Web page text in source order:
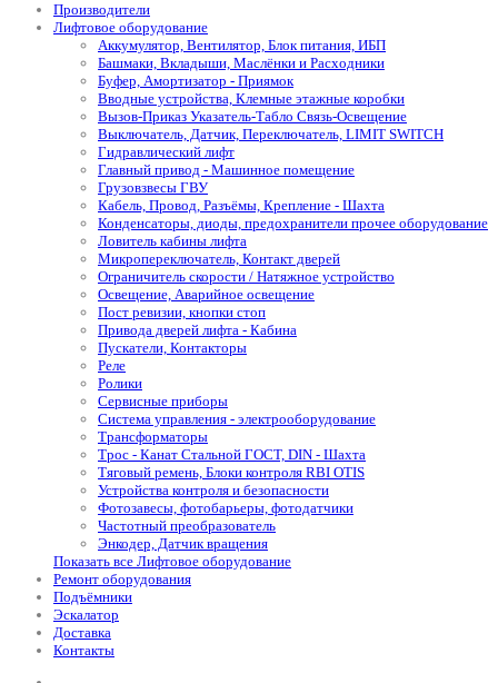
Производители
Лифтовое оборудование
Аккумулятор, Вентилятор, Блок питания, ИБП
Башмаки, Вкладыши, Маслёнки и Расходники
Буфер, Амортизатор - Приямок
Вводные устройства, Клемные этажные коробки
Вызов-Приказ Указатель-Табло Связь-Освещение
Выключатель, Датчик, Переключатель, LIMIT SWITCH
Гидравлический лифт
Главный привод - Машинное помещение
Грузовзвесы ГВУ
Кабель, Провод, Разъёмы, Крепление - Шахта
Конденсаторы, диоды, предохранители прочее оборудование
Ловитель кабины лифта
Микропереключатель, Контакт дверей
Ограничитель скорости / Натяжное устройство
Освещение, Аварийное освещение
Пост ревизии, кнопки стоп
Привода дверей лифта - Кабина
Пускатели, Контакторы
Реле
Ролики
Сервисные приборы
Система управления - электрооборудование
Трансформаторы
Трос - Канат Стальной ГОСТ, DIN - Шахта
Тяговый ремень, Блоки контроля RBI OTIS
Устройства контроля и безопасности
Фотозавесы, фотобарьеры, фотодатчики
Частотный преобразователь
Энкодер, Датчик вращения
Показать все Лифтовое оборудование
Ремонт оборудования
Подъёмники
Эскалатор
Доставка
Контакты